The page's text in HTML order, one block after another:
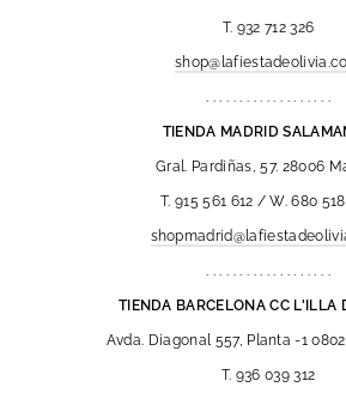
T. 932 712 326
TIENDA MADRID
Gral. Pardiñas, 57. 28006
T. 915 561 612 / W. 680
TIENDA BARCELONA CC L'ILLA
Avda. Diagonal 557, Planta -1
T. 936 039 312